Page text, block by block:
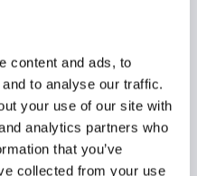
content and ads, to
to analyse our traffic.
your use of our site with
analytics partners who
that you’ve
collected from your use
zzgl.Versandkosten